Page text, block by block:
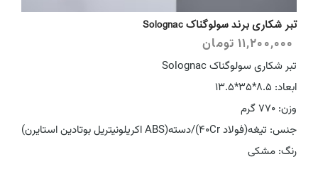
تبر شکاری برند سولوگناک Solognac
11,200,000 تومان
تبر شکاری سولوگناک Solognac
ابعاد: 8.5*35*13.5
وزن: 770 گرم
جنس: تیغه(فولاد 40Cr)/دسته(ABS اکریلونیتریل بوتادین استایرن)
رنگ: مشکی